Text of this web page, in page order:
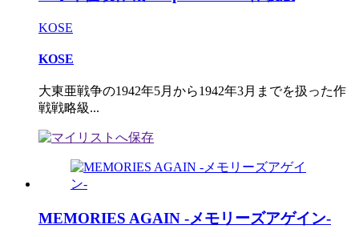
KOSE
KOSE
大東亜戦争の1942年5月から1942年3月までを扱った作
戦戦略級...
MEMORIES AGAIN -メモリーズアゲイン-